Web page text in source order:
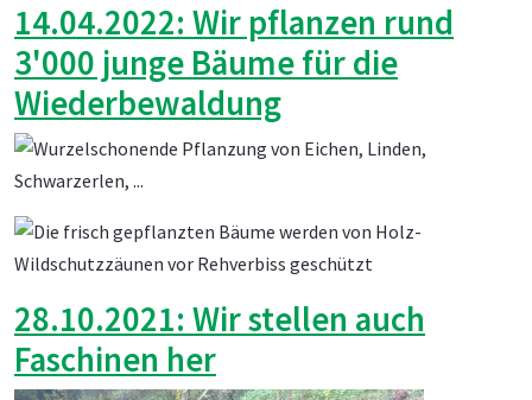
14.04.2022: Wir pflanzen rund
3'000 junge Bäume für die
Wiederbewaldung
28.10.2021: Wir stellen auch
Faschinen her